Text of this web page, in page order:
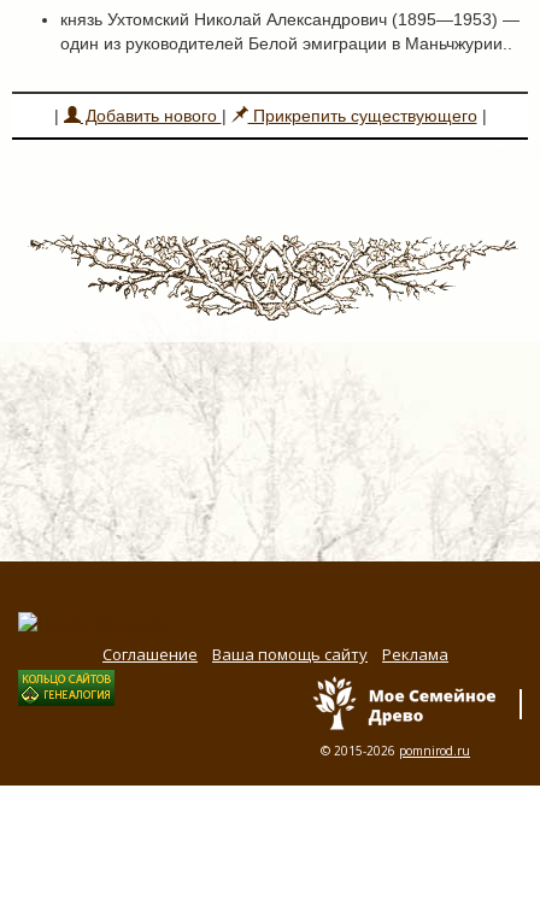
князь Ухтомский Николай Александрович (1895—1953) —
один из руководителей Белой эмиграции в Маньчжурии..
| Добавить нового | Прикрепить существующего|
Соглашение Ваша помощь сайту Реклама
© 2015-2026 pomnirod.ru